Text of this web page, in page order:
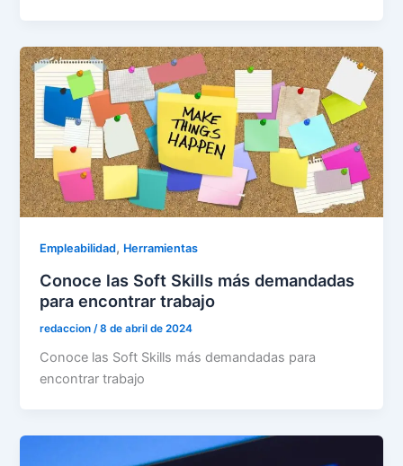
Empleabilidad, Herramientas
Conoce las Soft Skills más demandadas
para encontrar trabajo
redaccion /8 de abril de 2024
Conoce las Soft Skills más demandadas para
encontrar trabajo